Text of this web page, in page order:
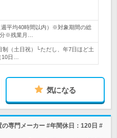
平均40時間以内）※対象期間の総
※残業月…
制（土日祝）└ただし、年7日ほど土
日…
気になる
専門メーカー #年間休日：120日 #